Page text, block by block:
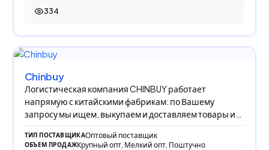
334
334 просмотра
Chinbuy
Логистическая компания CHINBUY работает
напрямую с китайскими фабрикам: по Вашему
запросу мы ищем, выкупаем и доставляем товары из
Китая в Р
ТИП ПОСТАВЩИКАОптовый поставщик
ОБЪЕМ ПРОДАЖКрупный опт, Мелкий опт, Поштучно